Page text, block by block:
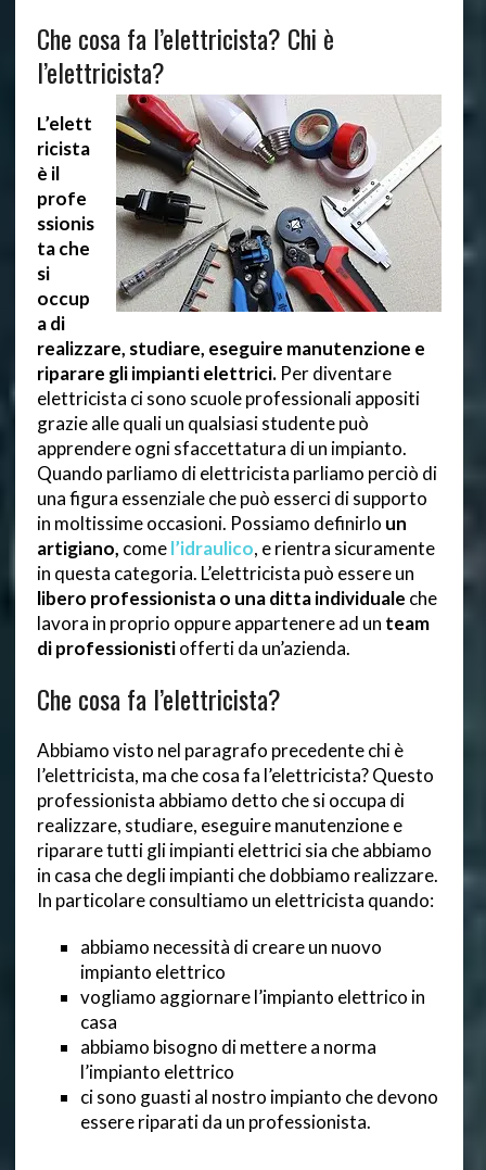
Che cosa fa l’elettricista? Chi è
l’elettricista?
L’elett
ricista
è il
profe
ssionis
ta che
si
occup
a di
realizzare, studiare, eseguire manutenzione e
riparare gli impianti elettrici.Per diventare
elettricista ci sono scuole professionali appositi
grazie alle quali un qualsiasi studente può
apprendere ogni sfaccettatura di un impianto.
Quando parliamo di elettricista parliamo perciò di
una figura essenziale che può esserci di supporto
in moltissime occasioni. Possiamo definirlo un
artigiano, comel’idraulico, e rientra sicuramente
in questa categoria. L’elettricista può essere un
libero professionista o una ditta individuale che
lavora in proprio oppure appartenere ad un team
di professionistiofferti da un’azienda.
Che cosa fa l’elettricista?
Abbiamo visto nel paragrafo precedente chi è
l’elettricista, ma che cosa fa l’elettricista? Questo
professionista abbiamo detto che si occupa di
realizzare, studiare, eseguire manutenzione e
riparare tutti gli impianti elettrici sia che abbiamo
in casa che degli impianti che dobbiamo realizzare.
In particolare consultiamo un elettricista quando:
abbiamo necessità di creare un nuovo
impianto elettrico
vogliamo aggiornare l’impianto elettrico in
casa
abbiamo bisogno di mettere a norma
l’impianto elettrico
ci sono guasti al nostro impianto che devono
essere riparati da un professionista.